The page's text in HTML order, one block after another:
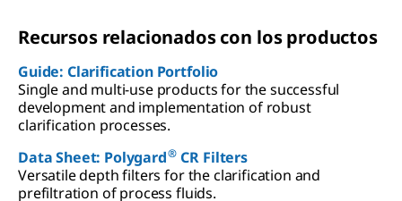
Recursos relacionados con los productos
Guide: Clarification Portfolio
Single and multi-use products for the successful
development and implementation of robust
clarification processes.
Data Sheet: Polygard® CR Filters
Versatile depth filters for the clarification and
prefiltration of process fluids.